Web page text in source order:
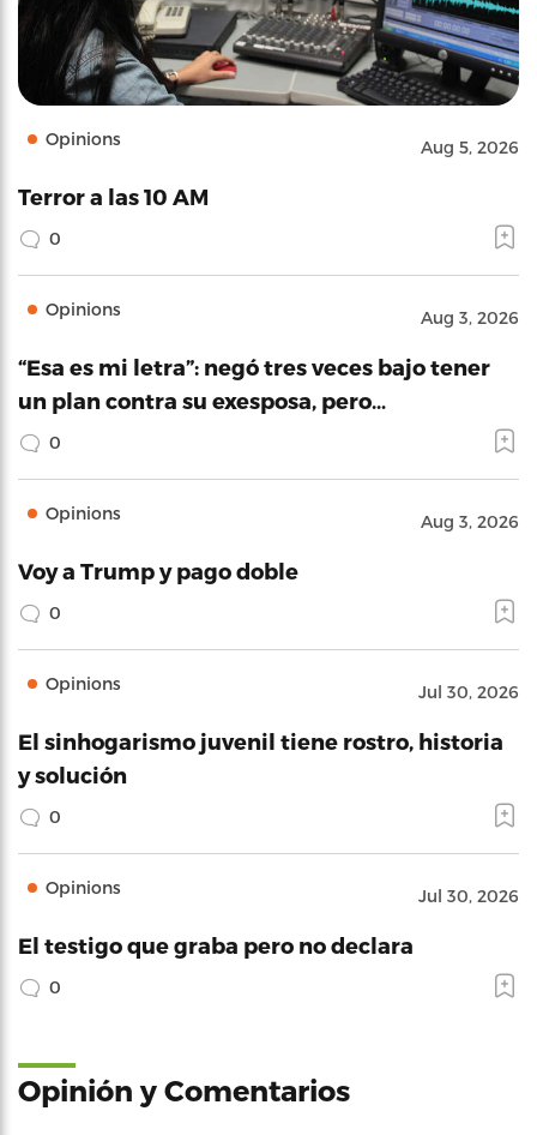
Opinions Aug 5, 2026
Terror a las 10 AM
0
Opinions Aug 3, 2026
“Esa es mi letra”: negó tres veces bajo tener
un plan contra su exesposa, pero…
0
Opinions Aug 3, 2026
Voy a Trump y pago doble
0
Opinions Jul 30, 2026
El sinhogarismo juvenil tiene rostro, historia
y solución
0
Opinions Jul 30, 2026
El testigo que graba pero no declara
0
Opinión y Comentarios